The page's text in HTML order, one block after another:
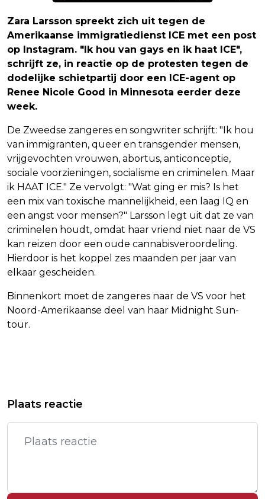
Zara Larsson spreekt zich uit tegen de
Amerikaanse immigratiedienst ICE met een post
op Instagram. "Ik hou van gays en ik haat ICE",
schrijft ze, in reactie op de protesten tegen de
dodelijke schietpartij door een ICE-agent op
Renee Nicole Good in Minnesota eerder deze
week.
De Zweedse zangeres en songwriter schrijft: "Ik hou
van immigranten, queer en transgender mensen,
vrijgevochten vrouwen, abortus, anticonceptie,
sociale voorzieningen, socialisme en criminelen. Maar
ik HAAT ICE." Ze vervolgt: "Wat ging er mis? Is het
een mix van toxische mannelijkheid, een laag IQ en
een angst voor mensen?" Larsson legt uit dat ze van
criminelen houdt, omdat haar vriend niet naar de VS
kan reizen door een oude cannabisveroordeling.
Hierdoor is het koppel zes maanden per jaar van
elkaar gescheiden.
Binnenkort moet de zangeres naar de VS voor het
Noord-Amerikaanse deel van haar Midnight Sun-
tour.
VAN SEKSUEEL MISBRUIK
ZOON: MADURO ZEGT HET 'GOED TE
MAKEN' IN AMERIKAANSE CEL
Plaats reactie